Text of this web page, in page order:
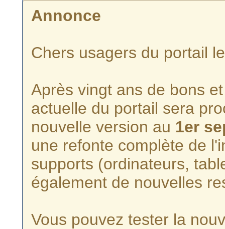
Annonce
Chers usagers du portail
Après vingt ans de bons
actuelle du portail sera
nouvelle version au 1er
une refonte complète de
supports (ordinateurs,
également de nouvelles
Vous pouvez tester la